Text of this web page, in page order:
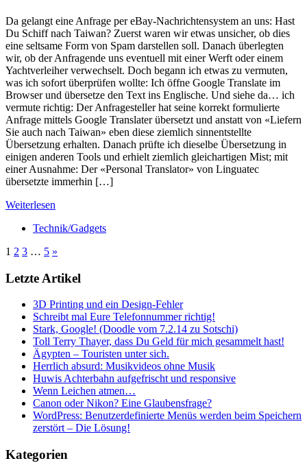
Da gelangt eine Anfrage per eBay-Nachrichtensystem an uns: Hast
Du Schiff nach Taiwan? Zuerst waren wir etwas unsicher, ob dies
eine seltsame Form von Spam darstellen soll. Danach überlegten
wir, ob der Anfragende uns eventuell mit einer Werft oder einem
Yachtverleiher verwechselt. Doch begann ich etwas zu vermuten,
was ich sofort überprüfen wollte: Ich öffne Google Translate im
Browser und übersetze den Text ins Englische. Und siehe da… ich
vermute richtig: Der Anfragesteller hat seine korrekt formulierte
Anfrage mittels Google Translater übersetzt und anstatt von «Liefern
Sie auch nach Taiwan» eben diese ziemlich sinnentstellte
Übersetzung erhalten. Danach prüfte ich dieselbe Übersetzung in
einigen anderen Tools und erhielt ziemlich gleichartigen Mist; mit
einer Ausnahme: Der «Personal Translator» von Linguatec
übersetzte immerhin […]
Weiterlesen
Technik/Gadgets
1 2 3 … 5 »
Letzte Artikel
3D Printing und ein Design-Fehler
Schreibt mal Eure Telefonnummer richtig!
Stark, Google! (Doodle vom 7.2.14 zu Sotschi)
Toll Terry Thayer, dass Du Geld für mich gesammelt hast!
Ägypten – Touristen unter sich.
Herrlich absurd: Musikvideos ohne Musik
Huwis Achterbahn aufgefrischt und responsive
Wenn Leichen atmen…
Canon oder Nikon? Eine Glaubensfrage?
WordPress: Benutzerdefinierte Menüs werden beim Speichern
zerstört – Die Lösung!
Kategorien